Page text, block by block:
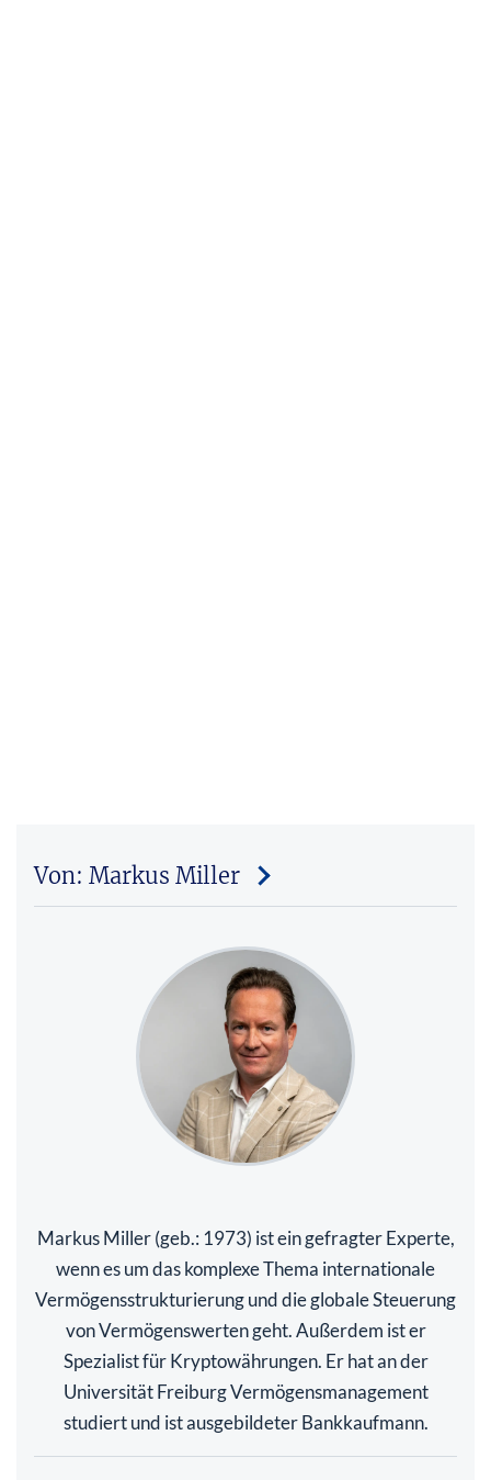
Von: Markus Miller
Markus Miller (geb.: 1973) ist ein gefragter Experte,
wenn es um das komplexe Thema internationale
Vermögensstrukturierung und die globale Steuerung
von Vermögenswerten geht. Außerdem ist er
Spezialist für Kryptowährungen. Er hat an der
Universität Freiburg Vermögensmanagement
studiert und ist ausgebildeter Bankkaufmann.